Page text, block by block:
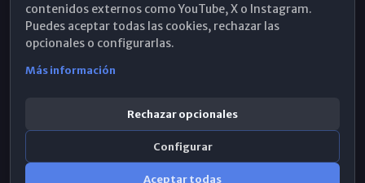
WhatsApp
contenidos externos como YouTube, X o Instagram.
Puedes aceptar todas las cookies, rechazar las
opcionales o configurarlas.
Más información
Rechazar opcionales
Configurar
Aceptar todas